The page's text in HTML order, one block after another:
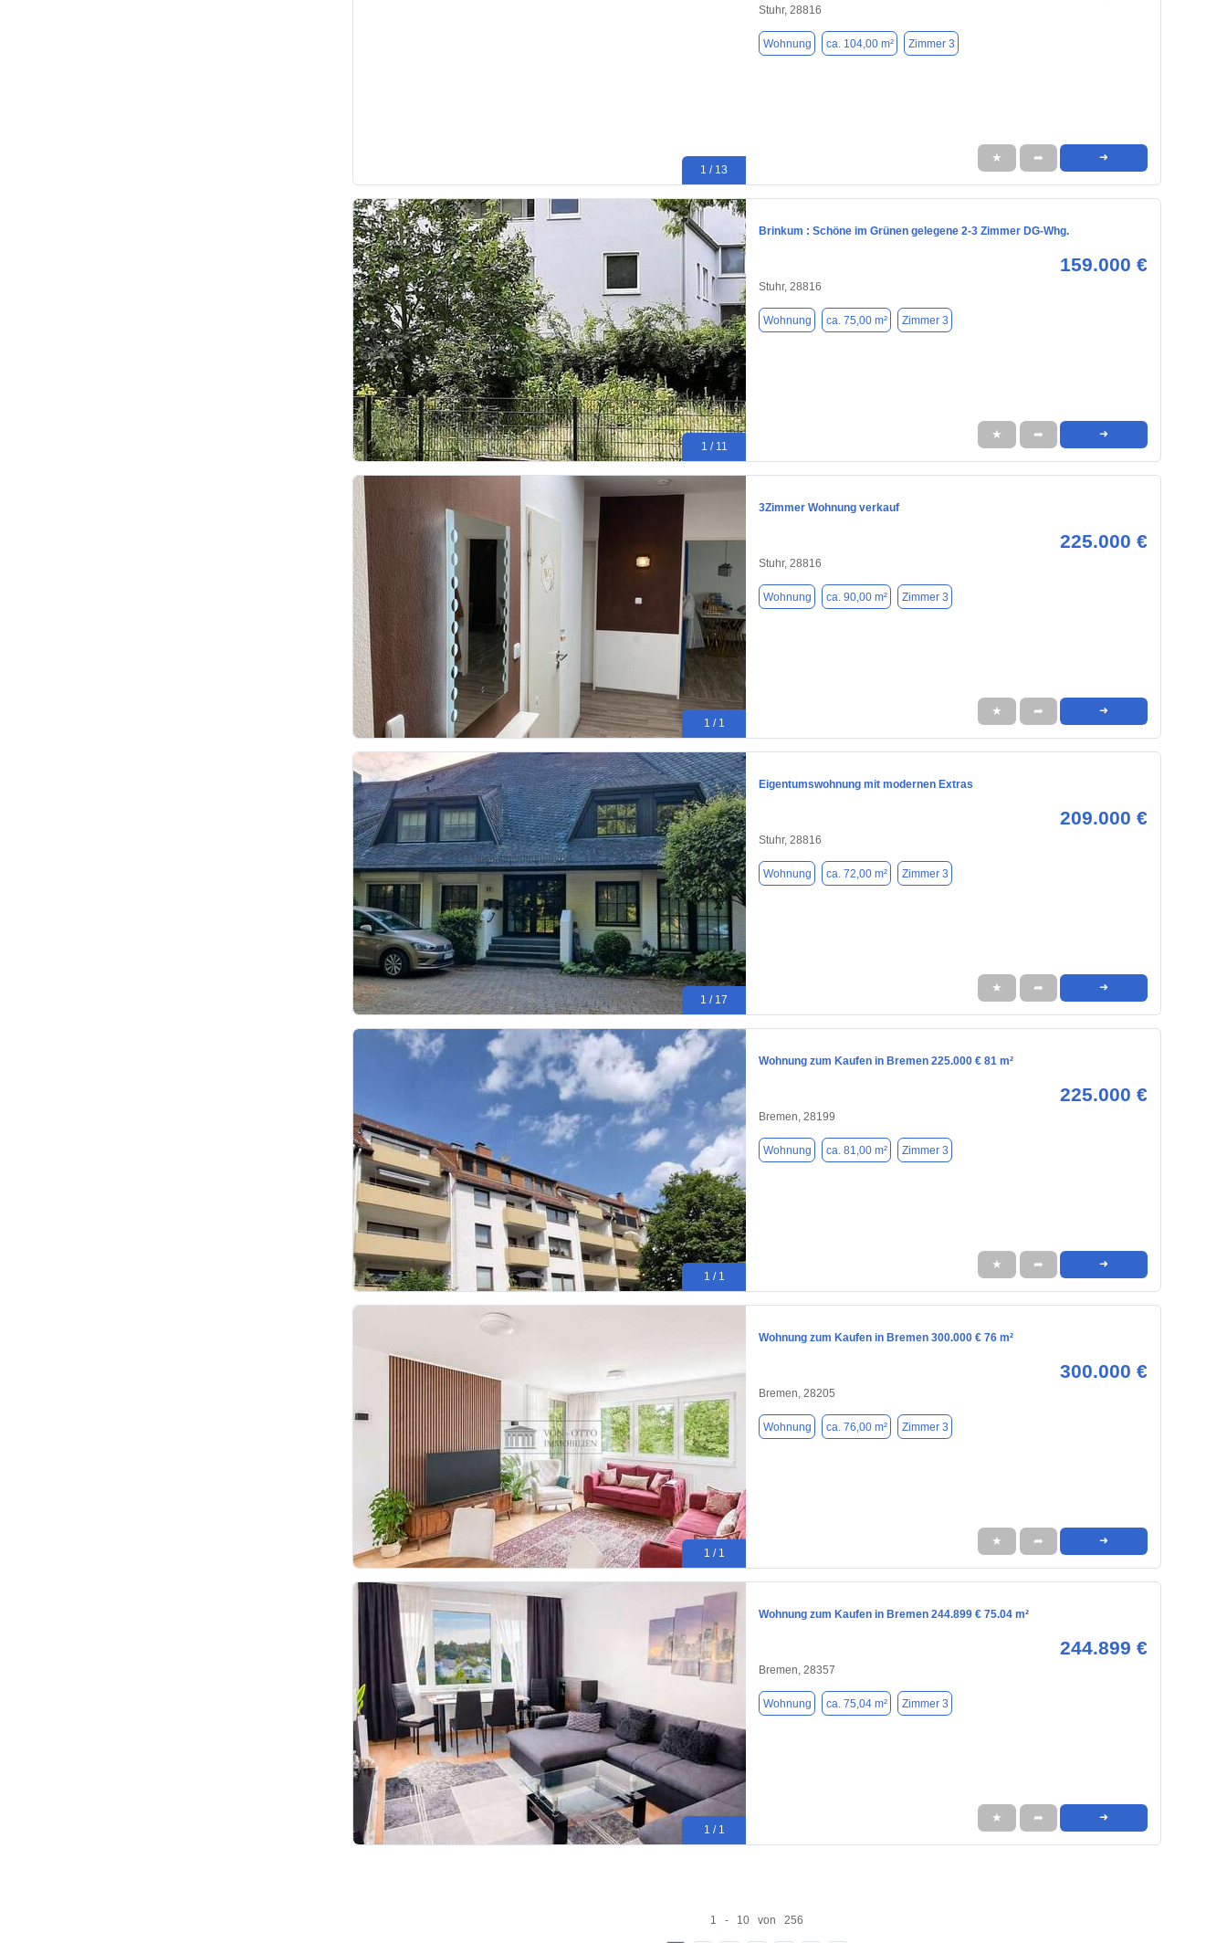
1 / 13
Stuhr, 28816
Wohnung ca. 104,00 m² Zimmer 3
★ ➦ ➜
1 / 11
Brinkum : Schöne im Grünen gelegene 2-3 Zimmer DG-Whg.
159.000 €
Stuhr, 28816
Wohnung ca. 75,00 m² Zimmer 3
★ ➦ ➜
1 / 1
3Zimmer Wohnung verkauf
225.000 €
Stuhr, 28816
Wohnung ca. 90,00 m² Zimmer 3
★ ➦ ➜
1 / 17
Eigentumswohnung mit modernen Extras
209.000 €
Stuhr, 28816
Wohnung ca. 72,00 m² Zimmer 3
★ ➦ ➜
1 / 1
Wohnung zum Kaufen in Bremen 225.000 € 81 m²
225.000 €
Bremen, 28199
Wohnung ca. 81,00 m² Zimmer 3
★ ➦ ➜
1 / 1
Wohnung zum Kaufen in Bremen 300.000 € 76 m²
300.000 €
Bremen, 28205
Wohnung ca. 76,00 m² Zimmer 3
★ ➦ ➜
1 / 1
Wohnung zum Kaufen in Bremen 244.899 € 75.04 m²
244.899 €
Bremen, 28357
Wohnung ca. 75,04 m² Zimmer 3
★ ➦ ➜
1 - 10 von 256